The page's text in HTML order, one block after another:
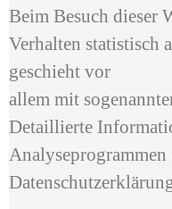
Beim Besuch dieser
Verhalten statistisch
geschieht vor
allem mit
Detaillierte